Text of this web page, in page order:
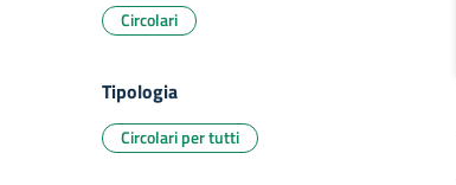
Circolari
Tipologia
Circolari per tutti